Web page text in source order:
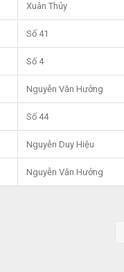
Xuân Thủy
Số 41
Số 4
Nguyễn Văn Hưởng
Số 44
Nguyễn Duy Hiệu
Nguyễn Văn Hưởng